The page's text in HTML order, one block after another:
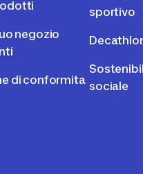
negozio
di conformita
sportivo
sociale